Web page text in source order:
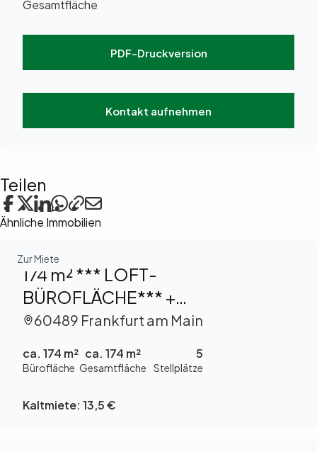
Gesamtfläche
PDF-Druckversion
Kontakt aufnehmen
Teilen
Ähnliche Immobilien
Zur Miete
174 m² *** LOFT-
BÜROFLÄCHE*** +
PROVISIONSFREI ZU VERMIETEN
60489 Frankfurt am Main
ca. 174 m²
Bürofläche
ca. 174 m²
Gesamtfläche
5
Stellplätze
Kaltmiete: 13,5 €